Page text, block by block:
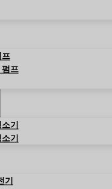
프
펌프
기
기
기